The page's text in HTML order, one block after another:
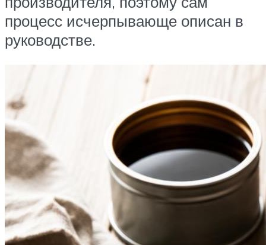
процесс исчерпывающе описан в
руководстве.